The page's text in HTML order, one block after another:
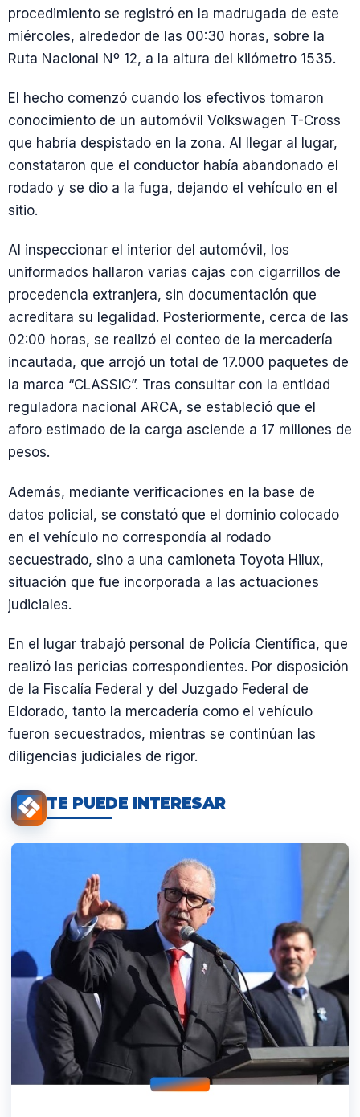
procedimiento se registró en la madrugada de este
miércoles, alrededor de las 00:30 horas, sobre la
Ruta Nacional Nº 12, a la altura del kilómetro 1535.
El hecho comenzó cuando los efectivos tomaron
conocimiento de un automóvil Volkswagen T-Cross
que habría despistado en la zona. Al llegar al lugar,
constataron que el conductor había abandonado el
rodado y se dio a la fuga, dejando el vehículo en el
sitio.
Al inspeccionar el interior del automóvil, los
uniformados hallaron varias cajas con cigarrillos de
procedencia extranjera, sin documentación que
acreditara su legalidad. Posteriormente, cerca de las
02:00 horas, se realizó el conteo de la mercadería
incautada, que arrojó un total de 17.000 paquetes de
la marca “CLASSIC”. Tras consultar con la entidad
reguladora nacional ARCA, se estableció que el
aforo estimado de la carga asciende a 17 millones de
pesos.
Además, mediante verificaciones en la base de
datos policial, se constató que el dominio colocado
en el vehículo no correspondía al rodado
secuestrado, sino a una camioneta Toyota Hilux,
situación que fue incorporada a las actuaciones
judiciales.
En el lugar trabajó personal de Policía Científica, que
realizó las pericias correspondientes. Por disposición
de la Fiscalía Federal y del Juzgado Federal de
Eldorado, tanto la mercadería como el vehículo
fueron secuestrados, mientras se continúan las
diligencias judiciales de rigor.
TE PUEDE INTERESAR